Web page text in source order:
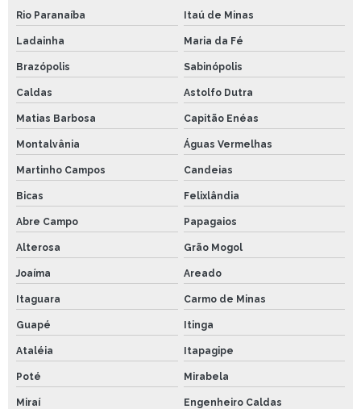
Rio Paranaíba Itaú de Minas
Ladainha Maria da Fé
Brazópolis Sabinópolis
Caldas Astolfo Dutra
Matias Barbosa Capitão Enéas
Montalvânia Águas Vermelhas
Martinho Campos Candeias
Bicas Felixlândia
Abre Campo Papagaios
Alterosa Grão Mogol
Joaíma Areado
Itaguara Carmo de Minas
Guapé Itinga
Ataléia Itapagipe
Poté Mirabela
Miraí Engenheiro Caldas